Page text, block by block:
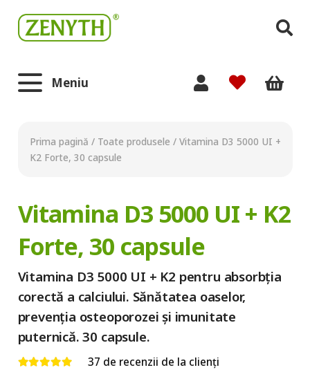
Meniu
Prima pagină / Toate produsele / Vitamina D3 5000 UI +
K2 Forte, 30 capsule
Vitamina D3 5000 UI + K2
Forte, 30 capsule
Vitamina D3 5000 UI + K2 pentru absorbția
corectă a calciului. Sănătatea oaselor,
prevenția osteoporozei și imunitate
puternică. 30 capsule.
37 de recenzii de la clienți